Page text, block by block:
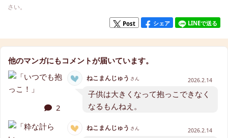
さい。
Post シェア LINEで送る
他のマンガにもコメントが届いています。
2
ねこまんじゅう さん 2026.2.14
子供は大きくなって抱っこできなく
なるもんねえ。
ねこまんじゅう さん 2026.2.14